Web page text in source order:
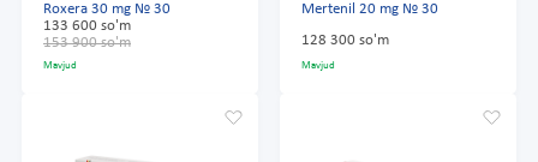
Roxera 30 mg № 30
133 600 so'm
153 900 so'm
Mavjud
Mertenil 20 mg № 30
128 300 so'm
Mavjud